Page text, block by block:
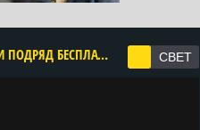
CМОТРЕТЬ ЧУДОТВОРЦЫ 3 СЕЗОН ОНЛАЙН В ХОРОШЕМ КАЧЕСТВЕ ВСЕ СЕРИИ ПОДРЯД БЕСПЛАТНО